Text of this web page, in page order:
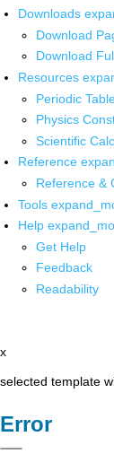
Downloads
Download
Download
Resources
Periodic
Physics
Scientific
Reference
Reference &
Tools
Help
Get Help
Feedback
Readability
x
selected template
Error